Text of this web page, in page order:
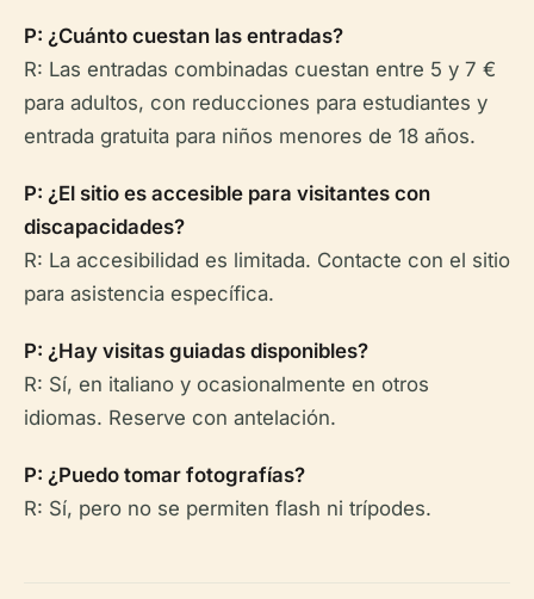
P: ¿Cuánto cuestan las entradas?
R: Las entradas combinadas cuestan entre 5 y 7 €
para adultos, con reducciones para estudiantes y
entrada gratuita para niños menores de 18 años.
P: ¿El sitio es accesible para visitantes con
discapacidades?
R: La accesibilidad es limitada. Contacte con el sitio
para asistencia específica.
P: ¿Hay visitas guiadas disponibles?
R: Sí, en italiano y ocasionalmente en otros
idiomas. Reserve con antelación.
P: ¿Puedo tomar fotografías?
R: Sí, pero no se permiten flash ni trípodes.